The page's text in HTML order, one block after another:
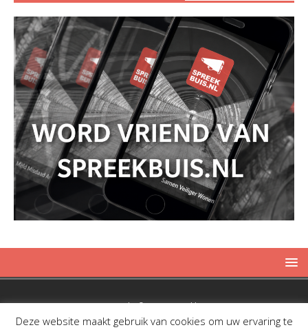
Copyright © 2019 Spreekbuis
Deze website maakt gebruik van cookies om uw ervaring te